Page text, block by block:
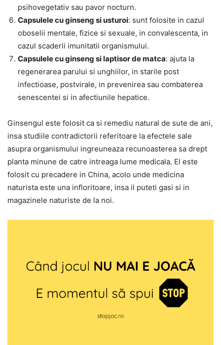
psihovegetativ sau pavor nocturn.
Capsulele cu ginseng si usturoi: sunt folosite in cazul
oboselii mentale, fizice si sexuale, in convalescenta, in
cazul scaderii imunitatii organismului.
Capsulele cu ginseng si laptisor de matca: ajuta la
regenerarea parului si unghiilor, in starile post
infectioase, postvirale, in prevenirea sau combaterea
senescentei si in afectiunile hepatice.
Ginsengul este folosit ca si remediu natural de sute de ani,
insa studiile contradictorii referitoare la efectele sale
asupra organismului ingreuneaza recunoasterea sa drept
planta minune de catre intreaga lume medicala. El este
folosit cu precadere in China, acolo unde medicina
naturista este una infloritoare, insa il puteti gasi si in
magazinele naturiste de la noi.